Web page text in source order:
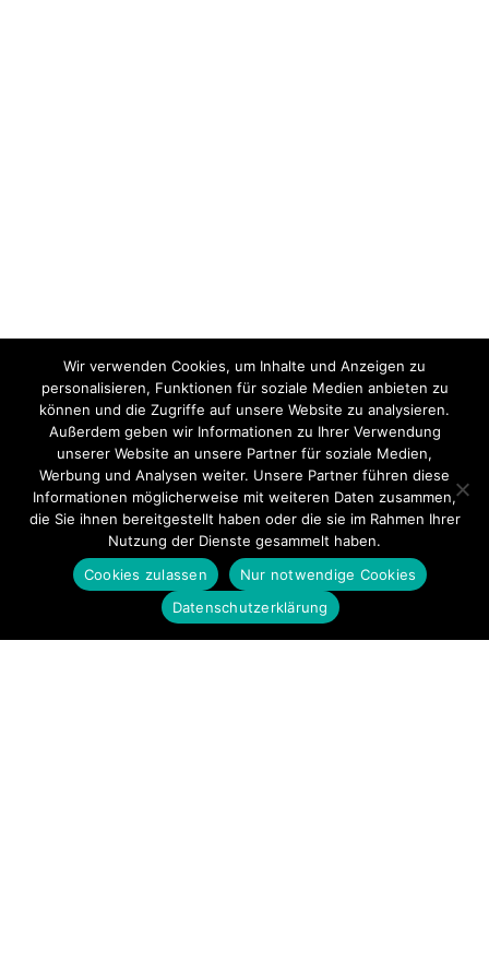
Wir verwenden Cookies, um Inhalte und Anzeigen zu
personalisieren, Funktionen für soziale Medien anbieten zu
können und die Zugriffe auf unsere Website zu analysieren.
Außerdem geben wir Informationen zu Ihrer Verwendung
unserer Website an unsere Partner für soziale Medien,
Werbung und Analysen weiter. Unsere Partner führen diese
Informationen möglicherweise mit weiteren Daten zusammen,
die Sie ihnen bereitgestellt haben oder die sie im Rahmen Ihrer
Nutzung der Dienste gesammelt haben.
Cookies zulassen
Nur notwendige Cookies
Datenschutzerklärung